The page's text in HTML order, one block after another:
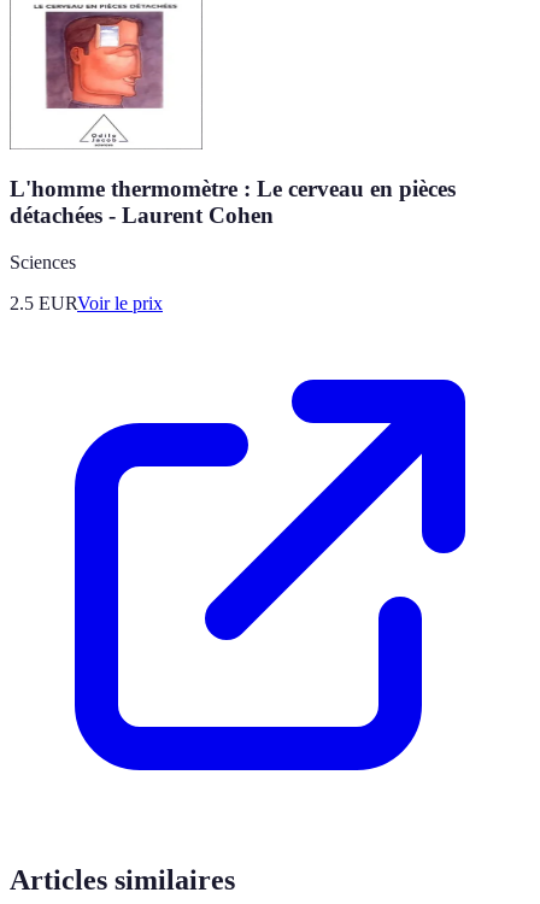
L'homme thermomètre : Le cerveau en pièces
détachées - Laurent Cohen
Sciences
2.5 EURVoir le prix
Articles similaires